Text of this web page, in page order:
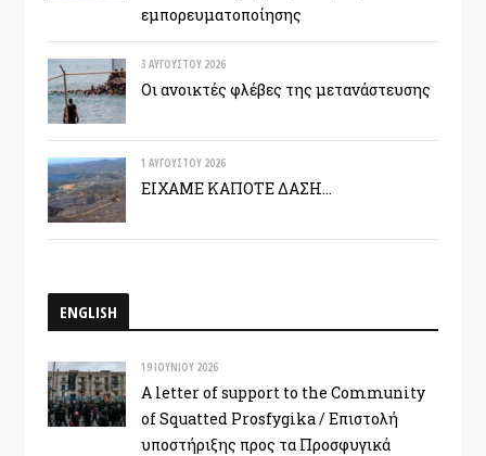
εμπορευματοποίησης
3 ΑΥΓΟΎΣΤΟΥ 2026
Οι ανοικτές φλέβες της μετανάστευσης
1 ΑΥΓΟΎΣΤΟΥ 2026
ΕΙΧΑΜΕ ΚΑΠΟΤΕ ΔΑΣΗ…
ENGLISH
19 ΙΟΥΝΊΟΥ 2026
A letter of support to the Community
of Squatted Prosfygika / Επιστολή
υποστήριξης προς τα Προσφυγικά